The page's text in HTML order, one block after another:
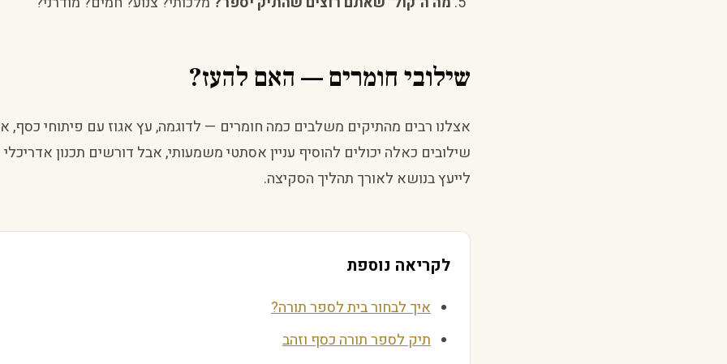
שילובי חומרים — האם להעז?
אצלנו רבים מהתיקים משלבים כמה חומרים — לדוגמה, עץ אגוז עם פיתוחי כסף,
שילובים כאלה יכולים להוסיף עניין אסתטי משמעותי, אבל דורשים תכנון
לייעץ בנושא לאורך תהליך הסקיצה.
לקריאה נוספת
איך לבחור בית לספר תורה?
תיק לספר תורה כסף וזהב